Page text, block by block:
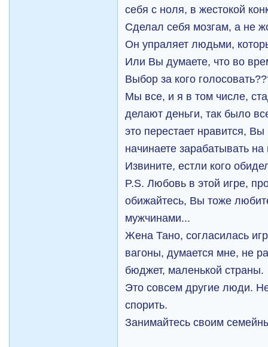
себя с ноля, в жестокой
Сделал себя мозгам, а не
Он упраляет людьми,
Или Вы думаете, что во
Выбор за кого
Мы все, и я в том числе,
делают деньги, так было
это перестает нравится,
начинаете зарабатывать
Извините, естли кого
P.S. Любовь в этой игре,
обижайтесь, Вы тоже
мужчинами...
Жена Тано, согласилась
вагоны, думается мне, не
бюджет, маленькой страны.
Это совсем другие люди. Не
спорить.
Занимайтесь своим